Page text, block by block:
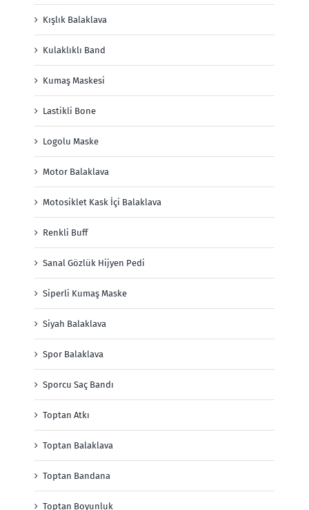
Kışlık Balaklava
Kulaklıklı Band
Kumaş Maskesi
Lastikli Bone
Logolu Maske
Motor Balaklava
Motosiklet Kask İçi Balaklava
Renkli Buff
Sanal Gözlük Hijyen Pedi
Siperli Kumaş Maske
Siyah Balaklava
Spor Balaklava
Sporcu Saç Bandı
Toptan Atkı
Toptan Balaklava
Toptan Bandana
Toptan Boyunluk